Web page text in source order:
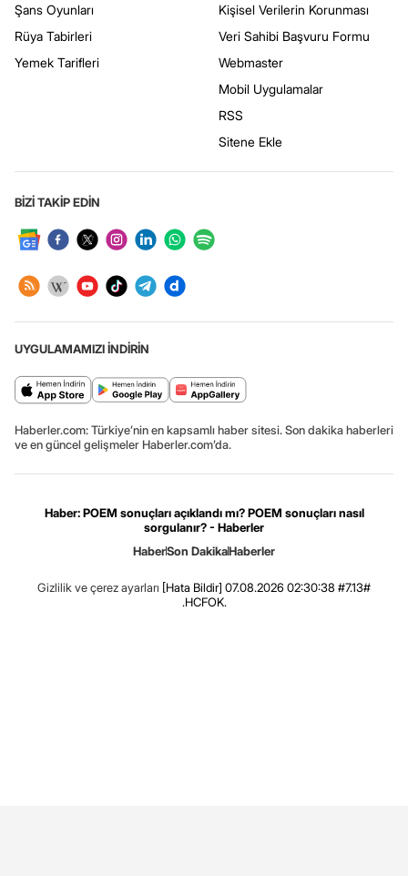
Şans Oyunları
Rüya Tabirleri
Yemek Tarifleri
Kişisel Verilerin Korunması
Veri Sahibi Başvuru Formu
Webmaster
Mobil Uygulamalar
RSS
Sitene Ekle
BİZİ TAKİP EDİN
UYGULAMAMIZI İNDİRİN
Haberler.com: Türkiye’nin en kapsamlı haber sitesi. Son dakika haberleri
ve en güncel gelişmeler Haberler.com’da.
Haber: POEM sonuçları açıklandı mı? POEM sonuçları nasıl
sorgulanır? - Haberler
HaberSon DakikaHaberler
Gizlilik ve çerez ayarları [Hata Bildir] 07.08.2026 02:30:38 #7.13#
.HCFOK.